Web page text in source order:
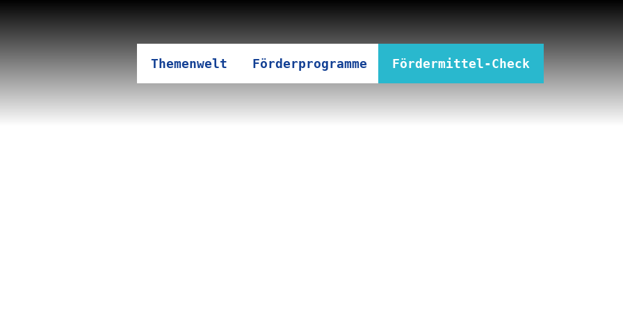
Themenwelt Förderprogramme Fördermittel-Check